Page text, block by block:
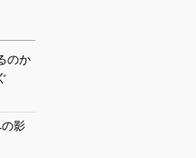
のか
影